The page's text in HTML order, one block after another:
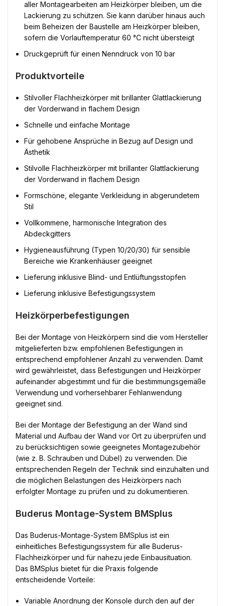
aller Montagearbeiten am Heizkörper bleiben, um die
Lackierung zu schützen. Sie kann darüber hinaus auch
beim Beheizen der Baustelle am Heizkörper bleiben,
sofern die Vorlauftemperatur 60 °C nicht übersteigt
Druckgeprüft für einen Nenndruck von 10 bar
Produktvorteile
Stilvoller Flachheizkörper mit brillanter Glattlackierung
der Vorderwand in flachem Design
Schnelle und einfache Montage
Für gehobene Ansprüche in Bezug auf Design und
Ästhetik
Stilvolle Flachheizkörper mit brillanter Glattlackierung
der Vorderwand in flachem Design
Formschöne, elegante Verkleidung in abgerundetem
Stil
Vollkommene, harmonische Integration des
Abdeckgitters
Hygieneausführung (Typen 10/20/30) für sensible
Bereiche wie Krankenhäuser geeignet
Lieferung inklusive Blind- und Entlüftungsstopfen
Lieferung inklusive Befestigungssystem
Heizkörperbefestigungen
Bei der Montage von Heizkörpern sind die vom Hersteller
mitgelieferten bzw. empfohlenen Befestigungen in
entsprechend empfohlener Anzahl zu verwenden. Damit
wird gewährleistet, dass Befestigungen und Heizkörper
aufeinander abgestimmt und für die bestimmungsgemäße
Verwendung und vorhersehbarer Fehlanwendung
geeignet sind.
Bei der Montage der Befestigung an der Wand sind
Material und Aufbau der Wand vor Ort zu überprüfen und
zu berücksichtigen sowie geeignetes Montagezubehör
(wie z. B. Schrauben und Dübel) zu verwenden. Die
entsprechenden Regeln der Technik sind einzuhalten und
die möglichen Belastungen des Heizkörpers nach
erfolgter Montage zu prüfen und zu dokumentieren.
Buderus Montage-System BMSplus
Das Buderus-Montage-System BMSplus ist ein
einheitliches Befestigungssystem für alle Buderus-
Flachheizkörper und für nahezu jede Einbausituation.
Das BMSplus bietet für die Praxis folgende
entscheidende Vorteile:
Variable Anordnung der Konsole durch den auf der